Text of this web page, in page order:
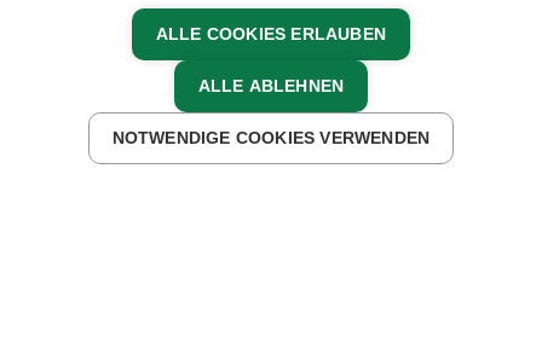
JETZT ANFRAGEN
ALLE COOKIES ERLAUBEN
ALLE ABLEHNEN
NOTWENDIGE COOKIES VERWENDEN